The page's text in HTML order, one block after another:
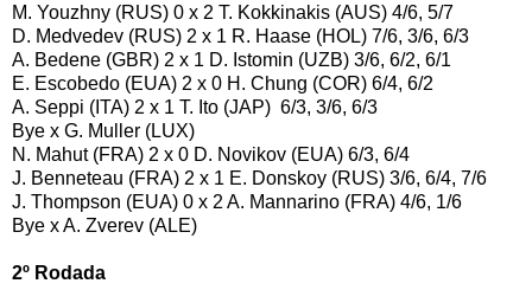
M. Youzhny (RUS) 0 x 2 T. Kokkinakis (AUS) 4/6, 5/7
D. Medvedev (RUS) 2 x 1 R. Haase (HOL) 7/6, 3/6, 6/3
A. Bedene (GBR) 2 x 1 D. Istomin (UZB) 3/6, 6/2, 6/1
E. Escobedo (EUA) 2 x 0 H. Chung (COR) 6/4, 6/2
A. Seppi (ITA) 2 x 1 T. Ito (JAP) 6/3, 3/6, 6/3
Bye x G. Muller (LUX)
N. Mahut (FRA) 2 x 0 D. Novikov (EUA) 6/3, 6/4
J. Benneteau (FRA) 2 x 1 E. Donskoy (RUS) 3/6, 6/4, 7/6
J. Thompson (EUA) 0 x 2 A. Mannarino (FRA) 4/6, 1/6
Bye x A. Zverev (ALE)
2º Rodada